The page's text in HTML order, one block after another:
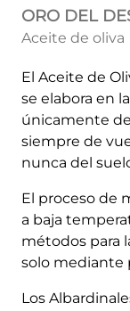
ORO DEL
Aceite de oliva
El Aceite de
se elabora en
únicamente
siempre de
nunca del
El proceso de
a baja
métodos para
solo mediante
Los